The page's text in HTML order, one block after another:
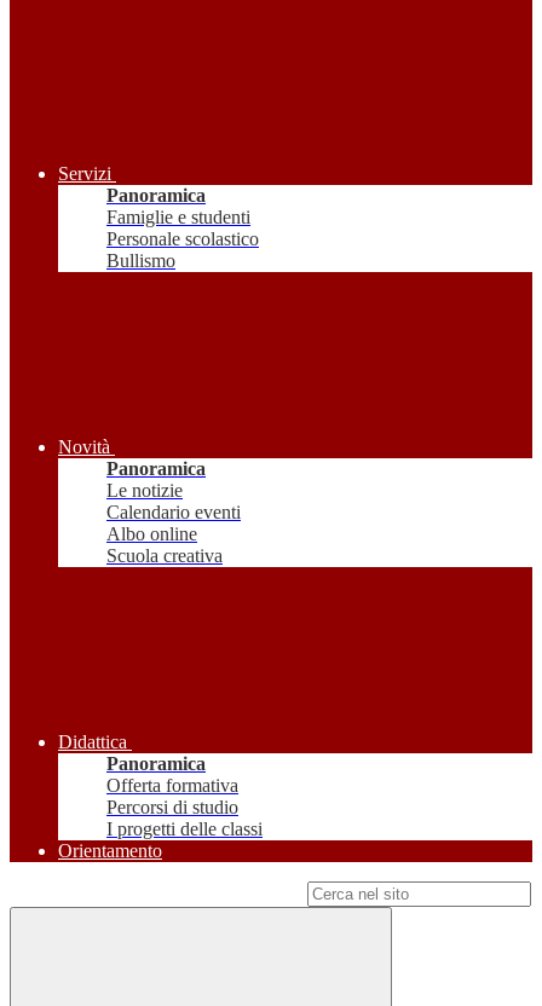
Servizi
Panoramica
Famiglie e studenti
Personale scolastico
Bullismo
Novità
Panoramica
Le notizie
Calendario eventi
Albo online
Scuola creativa
Didattica
Panoramica
Offerta formativa
Percorsi di studio
I progetti delle classi
Orientamento